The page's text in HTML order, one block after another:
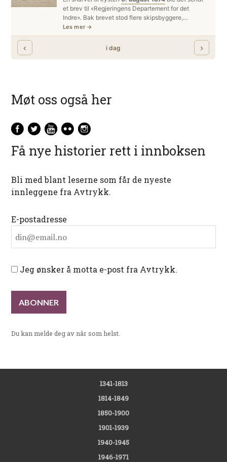
Møt oss også her
Få nye historier rett i innboksen
Bli med blant leserne som får de nyeste
innleggene fra Avtrykk.
E-postadresse
Jeg ønsker å motta e-post fra Avtrykk.
Du kan melde deg av når som helst.
1341-1813
1814-1849
1850-1900
1901-1939
1940-1945
1946-1971